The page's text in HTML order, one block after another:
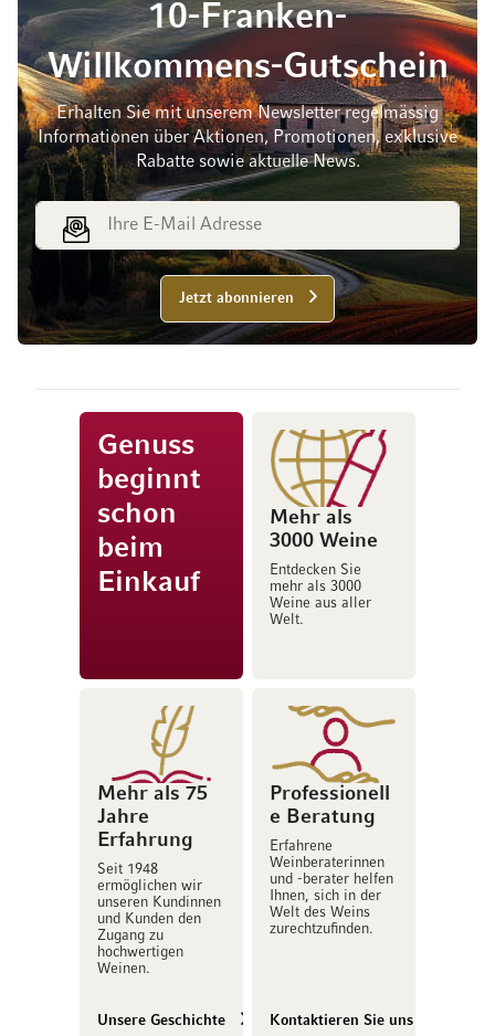
10-Franken-
Willkommens-Gutschein
Erhalten Sie mit unserem Newsletter regelmässig
Informationen über Aktionen, Promotionen, exklusive
Rabatte sowie aktuelle News.
E-Mail Adresse
Jetzt abonnieren
Genuss
beginnt
schon
beim
Einkauf
Mehr als
3000 Weine
Entdecken Sie
mehr als 3000
Weine aus aller
Welt.
Mehr als 75
Jahre
Erfahrung
Seit 1948
ermöglichen wir
unseren Kundinnen
und Kunden den
Zugang zu
hochwertigen
Weinen.
Unsere Geschichte
Professionell
e Beratung
Erfahrene
Weinberaterinnen
und -berater helfen
Ihnen, sich in der
Welt des Weins
zurechtzufinden.
Kontaktieren Sie uns